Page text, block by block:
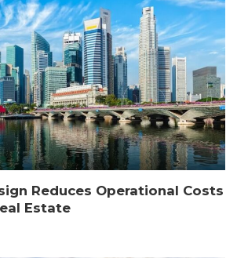
Reduces Operational Costs
Estate